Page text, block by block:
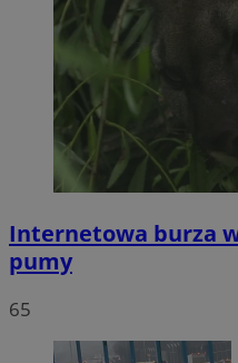
Internetowa burza
pumy
65